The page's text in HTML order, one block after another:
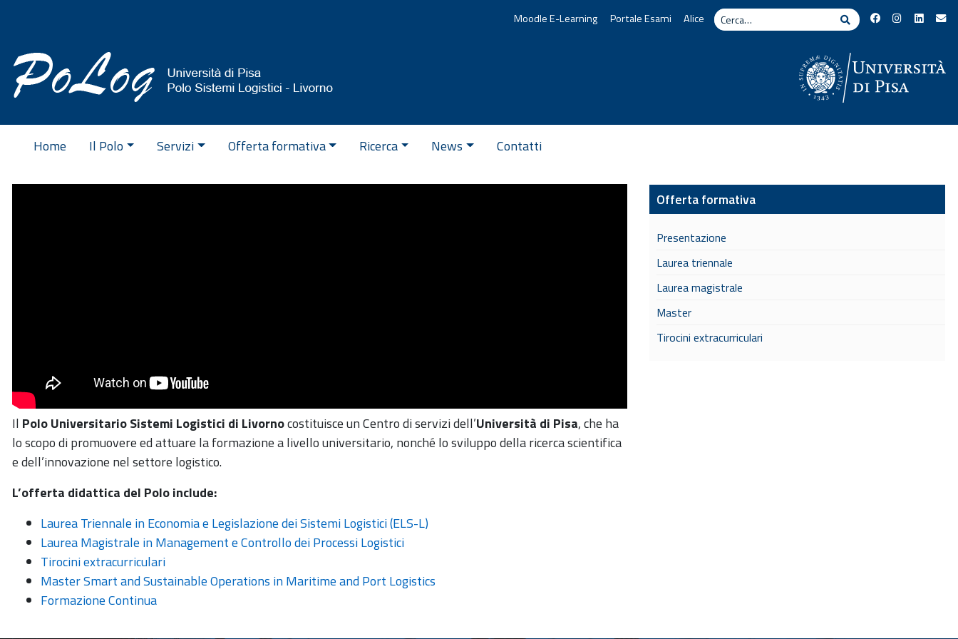
Moodle E-Learning Portale Esami Alice
Cerca
Cerca
Home Il Polo Servizi Offerta formativa Ricerca News Contatti
Il Polo Universitario Sistemi Logistici di Livornocostituisce un Centro di servizi dell’Università di Pisa, che ha
lo scopo di promuovere ed attuare la formazione a livello universitario, nonché lo sviluppo della ricerca scientifica
e dell’innovazione nel settore logistico.
L’offerta didattica del Polo include:
Laurea Triennale in Economia e Legislazione dei Sistemi Logistici (ELS-L)
Laurea Magistrale in Management e Controllo dei Processi Logistici
Tirocini extracurriculari
Master Smart and Sustainable Operations in Maritime and Port Logistics
Formazione Continua
Offerta formativa
Presentazione
Laurea triennale
Laurea magistrale
Master
Tirocini extracurriculari